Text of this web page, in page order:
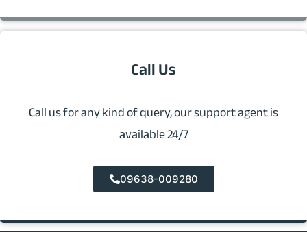
Call Us
Call us for any kind of query, our support agent is
available 24/7
09638-009280